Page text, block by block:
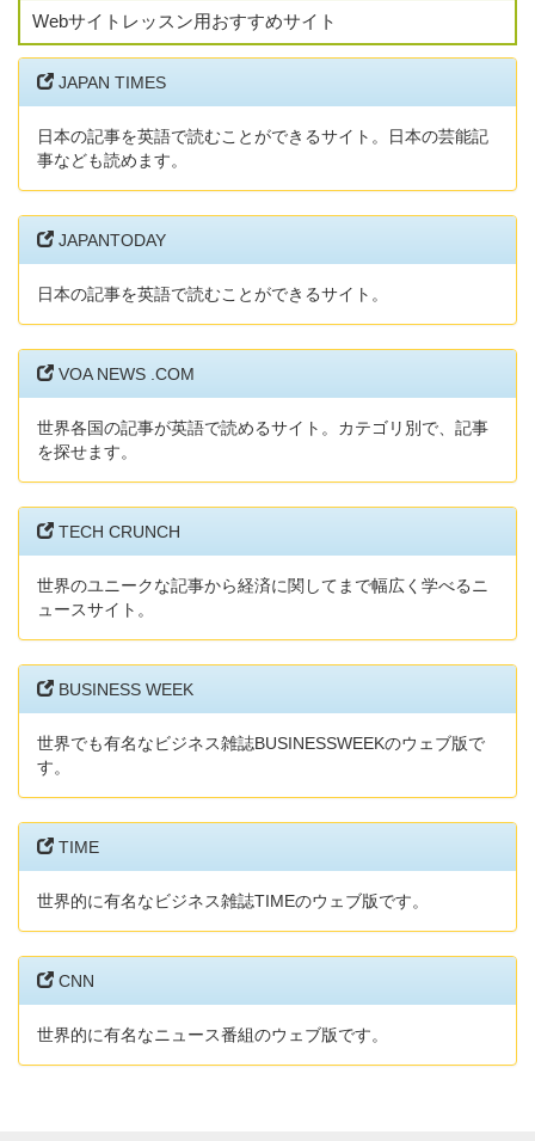
Webサイトレッスン用おすすめサイト
JAPAN TIMES
日本の記事を英語で読むことができるサイト。日本の芸能記
事なども読めます。
JAPANTODAY
日本の記事を英語で読むことができるサイト。
VOA NEWS .COM
世界各国の記事が英語で読めるサイト。カテゴリ別で、記事
を探せます。
TECH CRUNCH
世界のユニークな記事から経済に関してまで幅広く学べるニ
ュースサイト。
BUSINESS WEEK
世界でも有名なビジネス雑誌BUSINESSWEEKのウェブ版で
す。
TIME
世界的に有名なビジネス雑誌TIMEのウェブ版です。
CNN
世界的に有名なニュース番組のウェブ版です。